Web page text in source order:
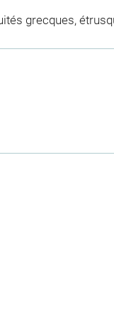
grecques,